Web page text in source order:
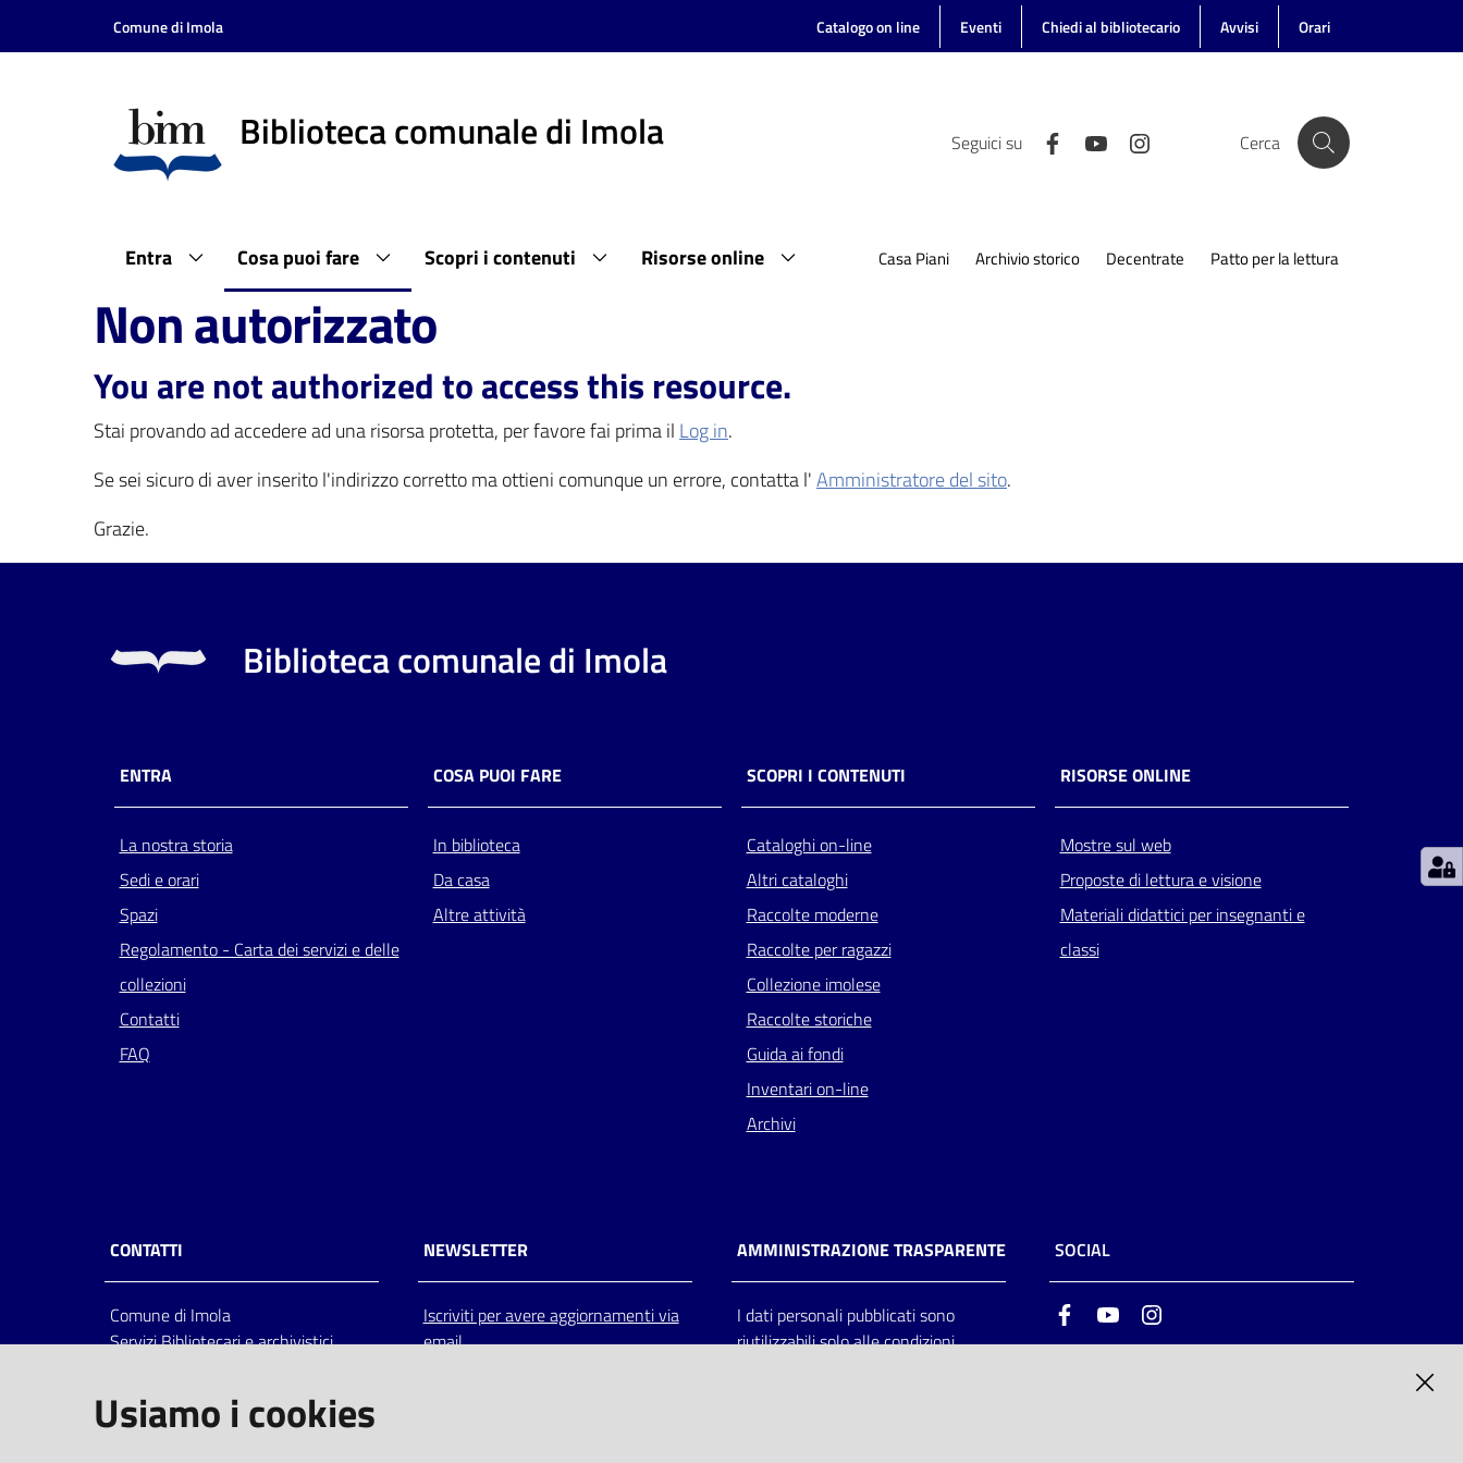
Vai al contenuto
Vai alla navigazione
Comune di Imola Catalogo on line Eventi Chiedi al bibliotecario Avvisi Orari
Biblioteca comunale di Imola Seguici su Cerca
Entra Cosa puoi fare Scopri i contenuti Risorse online Casa Piani Archivio storico Decentrate Patto per la lettura
Non autorizzato
You are not authorized to access this resource.
Stai provando ad accedere ad una risorsa protetta, per favore fai prima il Log in.
Se sei sicuro di aver inserito l'indirizzo corretto ma ottieni comunque un errore, contatta l'Amministratore del sito.
Grazie.
Biblioteca comunale di Imola
ENTRA
La nostra storia
Sedi e orari
Spazi
Regolamento - Carta dei servizi e delle
collezioni
Contatti
FAQ
COSA PUOI FARE
In biblioteca
Da casa
Altre attività
SCOPRI I CONTENUTI
Cataloghi on-line
Altri cataloghi
Raccolte moderne
Raccolte per ragazzi
Collezione imolese
Raccolte storiche
Guida ai fondi
Inventari on-line
Archivi
RISORSE ONLINE
Mostre sul web
Proposte di lettura e visione
Materiali didattici per insegnanti e
classi
CONTATTI
Comune di Imola
Servizi Bibliotecari e archivistici
Italia
centralino: tel 0542.6026.36 fax
NEWSLETTER
Iscriviti per avere aggiornamenti via
email
AMMINISTRAZIONE TRASPARENTE
I dati personali pubblicati sono
riutilizzabili solo alle condizioni
SOCIAL
FacebookYoutube
Usiamo i cookies